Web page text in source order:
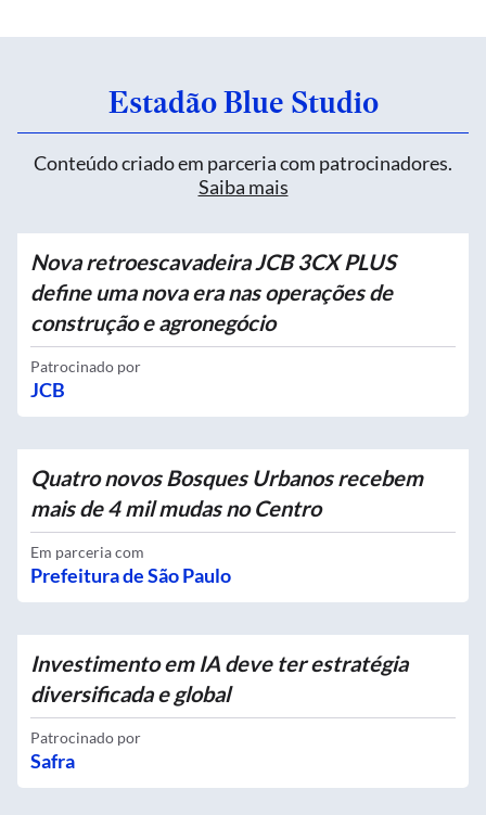
Estadão Blue Studio
Conteúdo criado em parceria com patrocinadores.
Saiba mais
Nova retroescavadeira JCB 3CX PLUS
define uma nova era nas operações de
construção e agronegócio
Patrocinado por
JCB
Quatro novos Bosques Urbanos recebem
mais de 4 mil mudas no Centro
Em parceria com
Prefeitura de São Paulo
Investimento em IA deve ter estratégia
diversificada e global
Patrocinado por
Safra